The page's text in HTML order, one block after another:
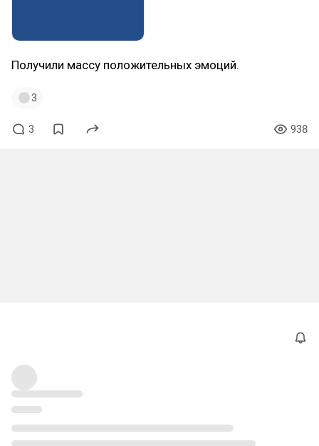
Получили массу положительных эмоций.
3
3 938